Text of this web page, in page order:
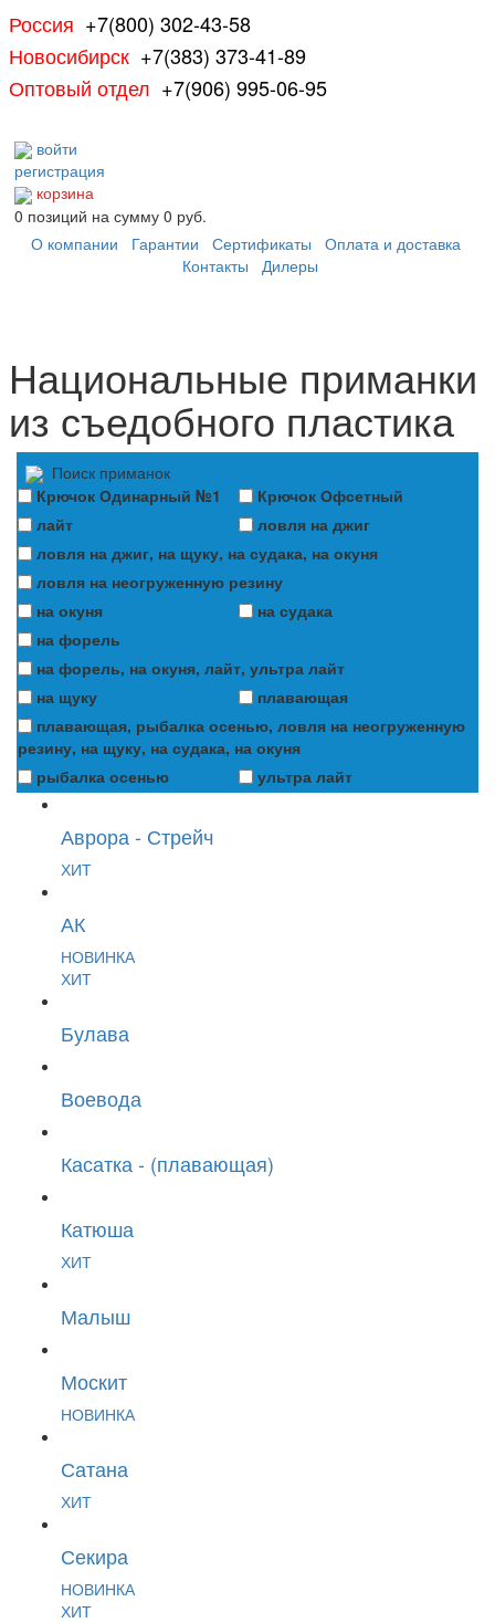
Россия +7(800) 302-43-58
Новосибирск +7(383) 373-41-89
Оптовый отдел +7(906) 995-06-95
войти
регистрация
корзина
0 позиций на сумму 0 руб.
О компании
Гарантии Сертификаты
Оплата и доставка
Контакты
Дилеры
Национальные приманки
из съедобного пластика
Поиск приманок
Крючок Одинарный №1
Крючок Офсетный
лайт
ловля на джиг
ловля на джиг, на щуку, на судака, на окуня
ловля на неогруженную резину
на окуня
на судака
на форель
на форель, на окуня, лайт, ультра лайт
на щуку
плавающая
плавающая, рыбалка осенью, ловля на неогруженную
резину, на щуку, на судака, на окуня
рыбалка осенью
ультра лайт
Аврора - Стрейч
ХИТ
АК
НОВИНКА
ХИТ
Булава
Воевода
Касатка - (плавающая)
Катюша
ХИТ
Малыш
Москит
НОВИНКА
Сатана
ХИТ
Секира
НОВИНКА
ХИТ